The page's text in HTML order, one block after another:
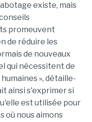
existe, mais
promeuvent
de réduire les
de nouveaux
qui nécessitent de
», détaille-
ainsi s'exprimer si
est utilisée pour
où nous aimons